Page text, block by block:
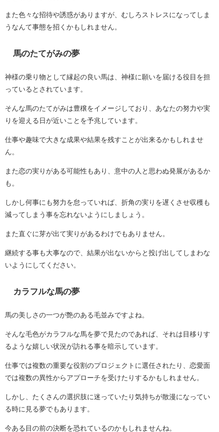
また色々な招待や誘惑がありますが、むしろストレスになってしま
うなんて事態を招くかもしれません。
馬のたてがみの夢
神様の乗り物として縁起の良い馬は、神様に願いを届ける役目を担
っているとされています。
そんな馬のたてがみは豊穣をイメージしており、あなたの努力や実
りを迎える日が近いことを予兆しています。
仕事や趣味で大きな成果や結果を残すことが出来るかもしれませ
ん。
また恋の実りがある可能性もあり、意中の人と思わぬ発展があるか
も。
しかし何事にも努力を怠っていれば、折角の実りを遅くさせ収穫も
減ってしまう事を忘れないようにしましょう。
また直ぐに芽が出て実りがあるわけでもありません。
継続する事も大事なので、結果が出ないからと投げ出してしまわな
いようにしてください。
カラフルな馬の夢
馬の美しさの一つが艶のある毛並みですよね。
そんな毛色がカラフルな馬を夢で見たのであれば、それは目移りす
るような嬉しい状況が訪れる事を暗示しています。
仕事では複数の重要な役割のプロジェクトに選任されたり、恋愛面
では複数の異性からアプローチを受けたりするかもしれません。
しかし、たくさんの選択肢に迷っていたり気持ちが散漫になってい
る時に見る夢でもあります。
今ある目の前の決断を恐れているのかもしれませんね。